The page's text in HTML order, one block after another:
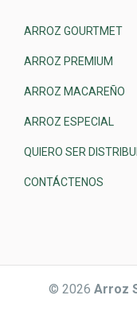
ARROZ GOURTMET
ARROZ PREMIUM
ARROZ MACAREÑO
ARROZ ESPECIAL
QUIERO SER
CONTÁCTENOS
© 2026 Arroz